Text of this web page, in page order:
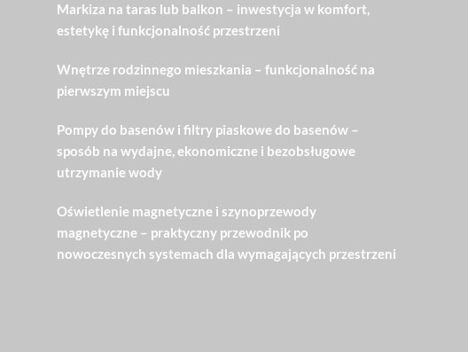
Markiza na taras lub balkon – inwestycja w komfort,
estetykę i funkcjonalność przestrzeni
Wnętrze rodzinnego mieszkania – funkcjonalność na
pierwszym miejscu
Pompy do basenów i filtry piaskowe do basenów –
sposób na wydajne, ekonomiczne i bezobsługowe
utrzymanie wody
Oświetlenie magnetyczne i szynoprzewody
magnetyczne – praktyczny przewodnik po
nowoczesnych systemach dla wymagających przestrzeni